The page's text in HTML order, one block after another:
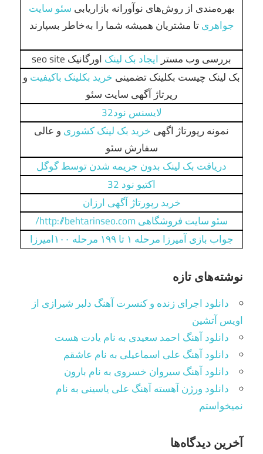
بهره‌مندی از روش‌های نوآورانه بازاریابی سئو سایت
جواهریتا مشتریان همیشه شما را به‌خاطر بسپارند
بررسی وب مستر ایجاد بک لینک اورگانیک seo site
بک لینک چیست بکلینک تضمینی خرید بکلینک باکیفیت و
رپرتاژ آگهی سایت سئو
لایسنس نود32
نمونه رپورتاژ اگهی خرید بک لینک کشوری و عالی
سفارش سئو
دریافت بک لینک بدون جریمه شدن توسط گوگل
اکتیو نود 32
خرید رپورتاژ آگهی ارزان
سئو سایت فروشگاهی http://behtarinseo.com/
جواب بازی آمیرزا مرحله ۱ تا ۱۹۹ مرحله ۱۰۰امیرزا
نوشته‌های تازه
دانلود اجرای زنده و کنسرت آهنگ دلبر شیرازی از
اویس آتشین
دانلود آهنگ احمد سعیدی به نام یادت هست
دانلود آهنگ علی اسماعیلی به نام عاشقم
دانلود آهنگ سیروان خسروی به نام بارون
دانلود ورژن آهسته آهنگ علی یاسینی به نام
نمیخواستم
آخرین دیدگاه‌ها